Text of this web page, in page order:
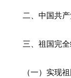
二、中国共产
三、祖国完全
（一）实现祖